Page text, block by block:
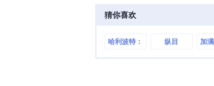
猜你喜欢
哈利波特：
纵目
加